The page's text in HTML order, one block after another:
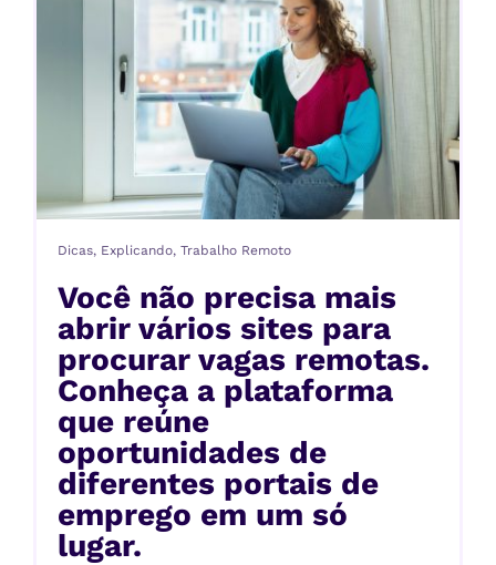
Dicas, Explicando,Trabalho Remoto
Você não precisa mais
abrir vários sites para
procurar vagas remotas.
Conheça a plataforma
que reúne
oportunidades de
diferentes portais de
emprego em um só
lugar.